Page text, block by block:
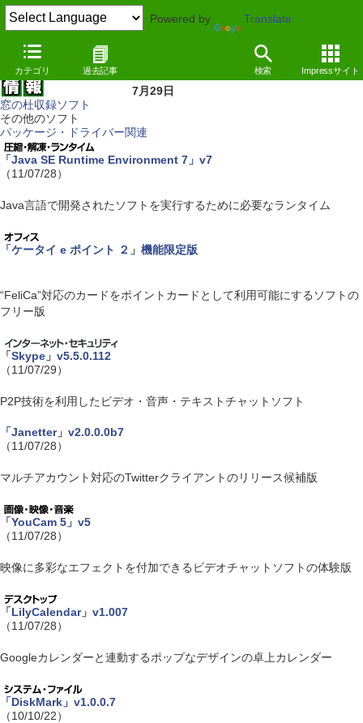
Powered by Translate
カテゴリ 過去記事 検索 Impressサイト
7月29日
窓の杜収録ソフト
その他のソフト
パッケージ・ドライバー関連
「Java SE Runtime Environment 7」v7
（11/07/28）
Java言語で開発されたソフトを実行するために必要なランタイム
「ケータイ e ポイント ２」機能限定版
“FeliCa”対応のカードをポイントカードとして利用可能にするソフトの
フリー版
「Skype」v5.5.0.112
（11/07/29）
P2P技術を利用したビデオ・音声・テキストチャットソフト
「Janetter」v2.0.0.0b7
（11/07/28）
マルチアカウント対応のTwitterクライアントのリリース候補版
「YouCam 5」v5
（11/07/28）
映像に多彩なエフェクトを付加できるビデオチャットソフトの体験版
「LilyCalendar」v1.007
（11/07/28）
Googleカレンダーと連動するポップなデザインの卓上カレンダー
「DiskMark」v1.0.0.7
（10/10/22）